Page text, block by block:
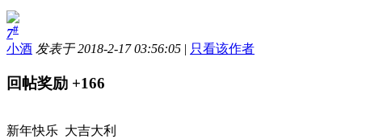
7#
小酒 发表于 2018-2-17 03:56:05 | 只看该作者
回帖奖励 +166
新年快乐 大吉大利